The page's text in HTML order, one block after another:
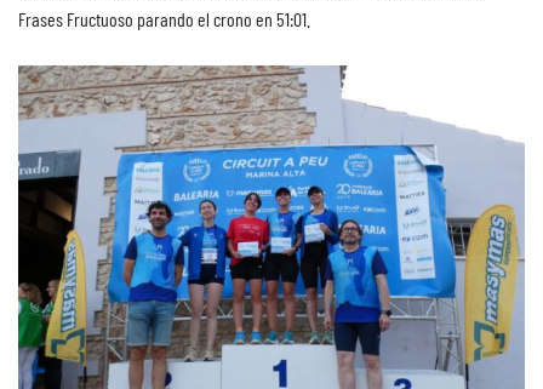
Frases Fructuoso parando el crono en 51:01.